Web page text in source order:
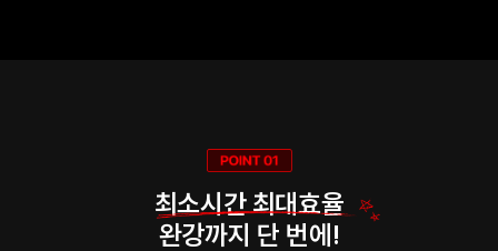
최소시간 최대효율
완강까지 단 번에!